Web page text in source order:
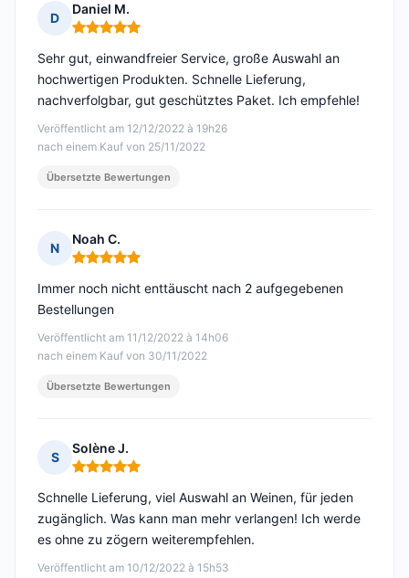
D
Daniel M.
Hinweis: 5 von 5
Veröffentlicht am 12/12/2022 à 19h26
nach einem Kauf von 25/11/2022
Sehr gut, einwandfreier Service, große Auswahl an
hochwertigen Produkten. Schnelle Lieferung,
nachverfolgbar, gut geschütztes Paket. Ich empfehle!
Übersetzte Bewertungen
N
Noah C.
Hinweis: 5 von 5
Veröffentlicht am 11/12/2022 à 14h06
nach einem Kauf von 30/11/2022
Immer noch nicht enttäuscht nach 2 aufgegebenen
Bestellungen
Übersetzte Bewertungen
S
Solène J.
Hinweis: 5 von 5
Veröffentlicht am 10/12/2022 à 15h53
Schnelle Lieferung, viel Auswahl an Weinen, für jeden
zugänglich. Was kann man mehr verlangen! Ich werde
es ohne zu zögern weiterempfehlen.